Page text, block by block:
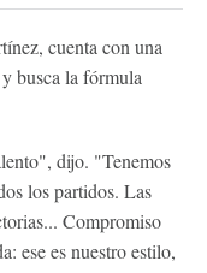
cuenta con una
busca la fórmula
dijo. "Tenemos
los partidos. Las
Compromiso
ese es nuestro estilo,